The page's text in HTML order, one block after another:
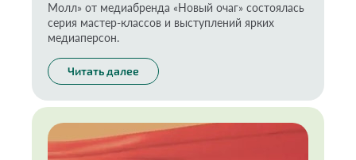
Молл» от медиабренда «Новый очаг» состоялась
серия мастер-классов и выступлений ярких
медиаперсон.
Читать далее